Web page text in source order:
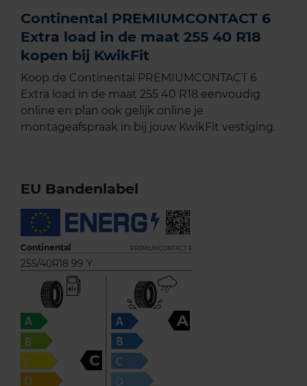
Continental PREMIUMCONTACT 6
Extra load in de maat 255 40 R18
kopen bij KwikFit
Koop de Continental PREMIUMCONTACT 6
Extra load in de maat 255 40 R18 eenvoudig
online en plan ook gelijk online je
montageafspraak in bij jouw KwikFit vestiging.
EU Bandenlabel
Continental PREMIUMCONTACT 6
255/40R18 99 Y
C
A